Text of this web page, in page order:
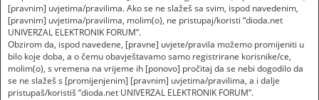
[pravnim] uvjetima/pravilima. Ako se ne slažeš sa svim, ispod navedenim,
[pravnim] uvjetima/pravilima, molim(o), ne pristupaj/koristi “dioda.net
UNIVERZAL ELEKTRONIK FORUM”.
Obzirom da, ispod navedene, [pravne] uvjete/pravila možemo promijeniti u
bilo koje doba, a o čemu obavještavamo samo registrirane korisnike/ce,
molim(o), s vremena na vrijeme ih [ponovo] pročitaj da se nebi dogodilo da
se ne slažeš s [promijenjenim] [pravnim] uvjetima/pravilima, a i dalje
pristupaš/koristiš “dioda.net UNIVERZAL ELEKTRONIK FORUM”.